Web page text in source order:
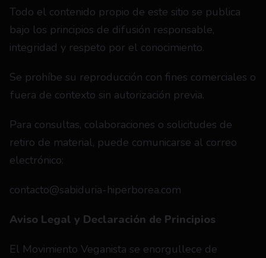
Todo el contenido propio de este sitio se publica
bajo los principios de difusión responsable,
integridad y respeto por el conocimiento.
Se prohíbe su reproducción con fines comerciales o
fuera de contexto sin autorización previa.
Para consultas, colaboraciones o solicitudes de
retiro de material, puede comunicarse al correo
electrónico:
contacto@sabiduria-hiperborea.com
Aviso Legal y Declaración de Principios
El Movimiento Veganista se enorgullece de